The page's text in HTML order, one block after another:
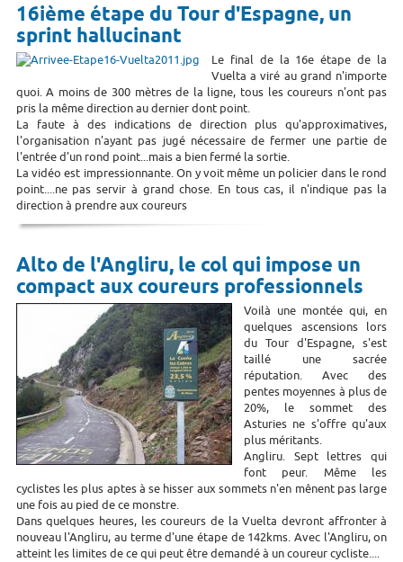
16ième étape du Tour d'Espagne, un
sprint hallucinant
Le final de la 16e étape de la
Vuelta a viré au grand n'importe
quoi. A moins de 300 mètres de la ligne, tous les coureurs n'ont pas
pris la même direction au dernier dont point.
La faute à des indications de direction plus qu'approximatives,
l'organisation n'ayant pas jugé nécessaire de fermer une partie de
l'entrée d'un rond point...mais a bien fermé la sortie.
La vidéo est impressionnante. On y voit même un policier dans le rond
point....ne pas servir à grand chose. En tous cas, il n'indique pas la
direction à prendre aux coureurs
Alto de l'Angliru, le col qui impose un
compact aux coureurs professionnels
Voilà une montée qui, en
quelques ascensions lors
du Tour d'Espagne, s'est
taillé une sacrée
réputation. Avec des
pentes moyennes à plus de
20%, le sommet des
Asturies ne s'offre qu'aux
plus méritants.
Angliru. Sept lettres qui
font peur. Même les
cyclistes les plus aptes à se hisser aux sommets n'en mênent pas large
une fois au pied de ce monstre.
Dans quelques heures, les coureurs de la Vuelta devront affronter à
nouveau l'Angliru, au terme d'une étape de 142kms. Avec l'Angliru, on
atteint les limites de ce qui peut être demandé à un coureur cycliste....